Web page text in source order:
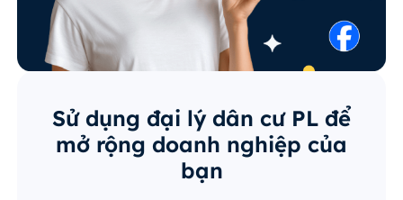
Sử dụng đại lý dân cư PL để
mở rộng doanh nghiệp của
bạn